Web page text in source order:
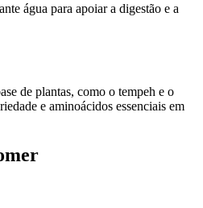
água para apoiar a digestão e a
de plantas, como o tempeh e o
e aminoácidos essenciais em